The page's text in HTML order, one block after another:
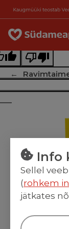
text
this translation
feedback will be
Info
Sellel
(rohkem
jätkates